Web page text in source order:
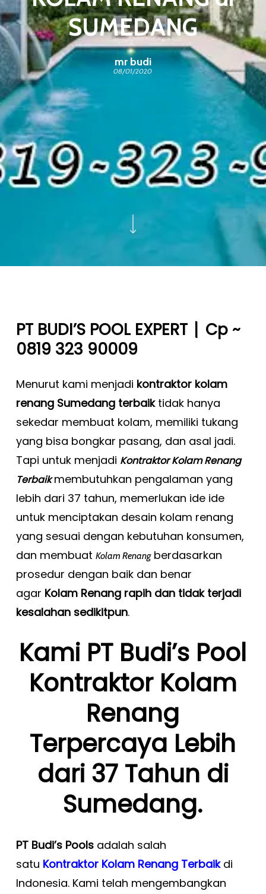
SUMEDANG
mr budi
08/01/2020
PT BUDI’S POOL EXPERT| Cp ~
0819 323 90009
Menurut kami menjadi kontraktor kolam
renang Sumedang terbaiktidak hanya
sekedar membuat kolam, memiliki tukang
yang bisa bongkar pasang, dan asal jadi.
Tapi untuk menjadi Kontraktor Kolam Renang
Terbaikmembutuhkan pengalaman yang
lebih dari 37 tahun, memerlukan ide ide
untuk menciptakan desain kolam renang
yang sesuai dengan kebutuhan konsumen,
dan membuat Kolam Renangberdasarkan
prosedur dengan baik dan benar
agar Kolam Renang rapih dan tidak terjadi
kesalahan sedikitpun.
Kami PT Budi’s Pool
Kontraktor Kolam
Renang
Terpercaya Lebih
dari 37 Tahun di
Sumedang.
PT Budi’s Poolsadalah salah
satu Kontraktor Kolam Renang Terbaik di
Indonesia. Kami telah mengembangkan